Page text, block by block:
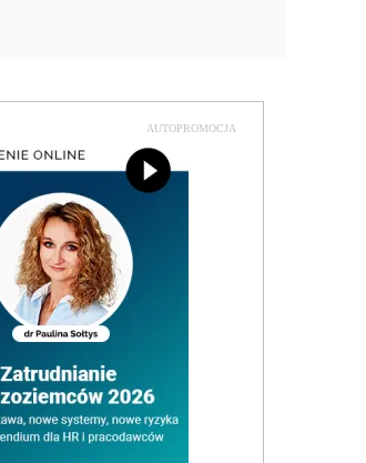
AUTOPROMOCJA